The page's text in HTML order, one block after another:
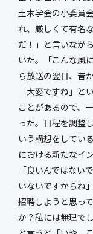
土木学会の小委員
れ、厳しくて有名
だ！」と言いなが
いた。「こんな風
ら放送の翌日、昔
「大変ですね」と
ことがあるので、
った。日程を調整
いう構想をしてい
における新たなイ
「良いんではない
いないですからね
招聘しようと思っ
か？私には無理で